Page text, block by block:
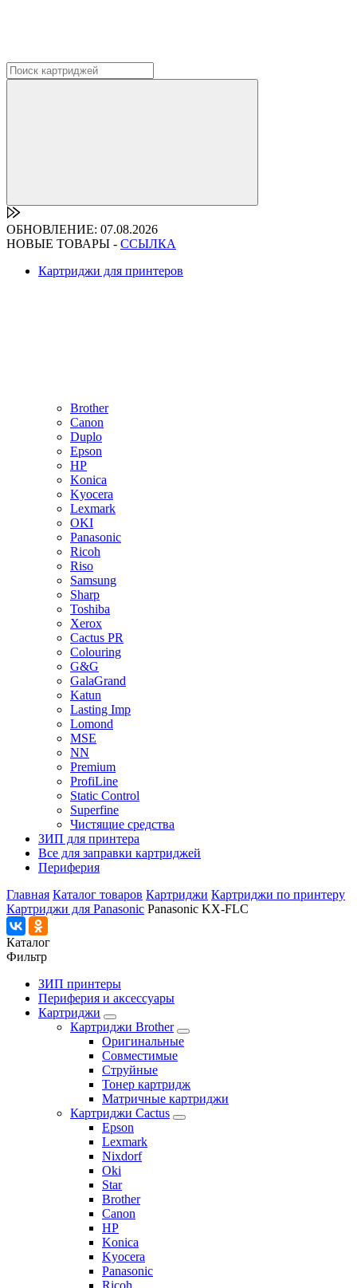
ОБНОВЛЕНИЕ: 07.08.2026
НОВЫЕ ТОВАРЫ - ССЫЛКА
Картриджи для принтеров
Brother
Canon
Duplo
Epson
HP
Konica
Kyocera
Lexmark
OKI
Panasonic
Ricoh
Riso
Samsung
Sharp
Toshiba
Xerox
Cactus PR
Colouring
G&G
GalaGrand
Katun
Lasting Imp
Lomond
MSE
NN
Premium
ProfiLine
Static Control
Superfine
Чистящие средства
ЗИП для принтера
Все для заправки картриджей
Периферия
Главная Каталог товаров Картриджи Картриджи по принтеру
Картриджи для Panasonic Panasonic KX-FLC
Каталог
Фильтр
ЗИП принтеры
Периферия и аксессуары
Картриджи
Картриджи Brother
Оригинальные
Совместимые
Струйные
Тонер картридж
Матричные картриджи
Картриджи Cactus
Epson
Lexmark
Nixdorf
Oki
Star
Brother
Canon
HP
Konica
Kyocera
Panasonic
Ricoh